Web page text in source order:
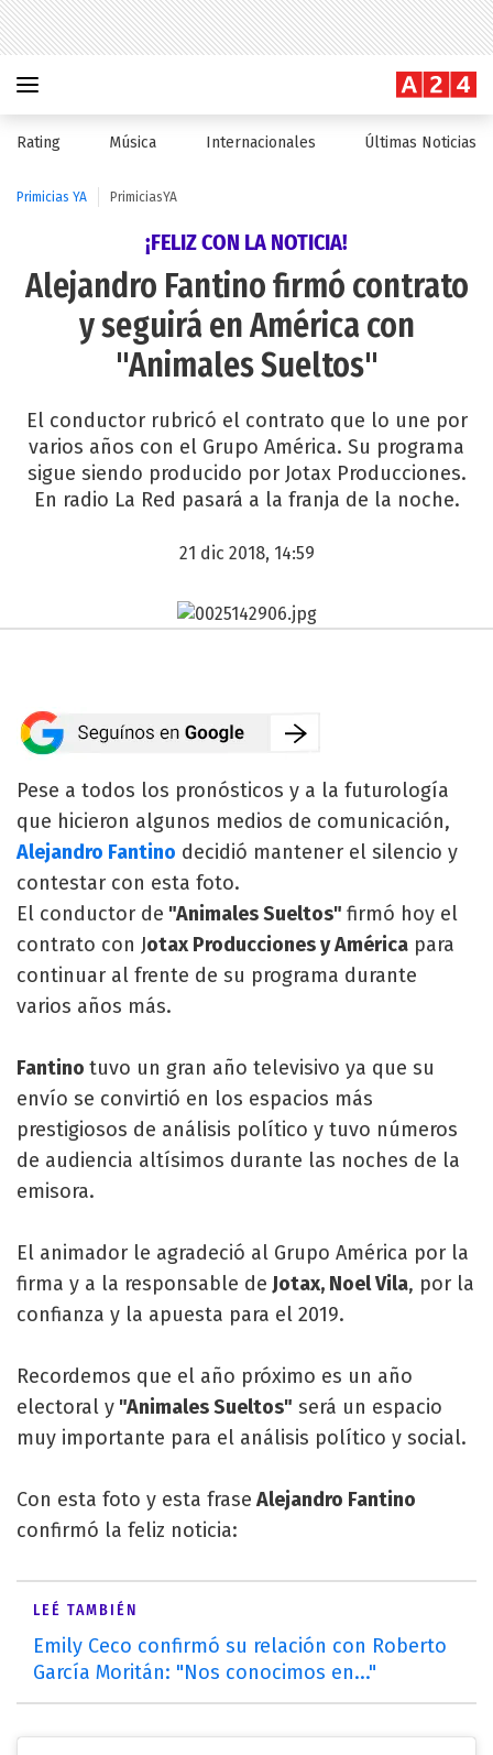
Rating Música Internacionales Últimas Noticias
Primicias YA PrimiciasYA
¡FELIZ CON LA NOTICIA!
Alejandro Fantino firmó contrato
y seguirá en América con
"Animales Sueltos"
El conductor rubricó el contrato que lo une por
varios años con el Grupo América. Su programa
sigue siendo producido por Jotax Producciones.
En radio La Red pasará a la franja de la noche.
21 dic 2018, 14:59
Pese a todos los pronósticos y a la futurología
que hicieron algunos medios de comunicación,
Alejandro Fantino decidió mantener el silencio y
contestar con esta foto.
El conductor de "Animales Sueltos" firmó hoy el
contrato con Jotax Producciones y América para
continuar al frente de su programa durante
varios años más.
Fantino tuvo un gran año televisivo ya que su
envío se convirtió en los espacios más
prestigiosos de análisis político y tuvo números
de audiencia altísimos durante las noches de la
emisora.
El animador le agradeció al Grupo América por la
firma y a la responsable de Jotax, Noel Vila, por la
confianza y la apuesta para el 2019.
Recordemos que el año próximo es un año
electoral y "Animales Sueltos" será un espacio
muy importante para el análisis político y social.
Con esta foto y esta frase Alejandro Fantino
confirmó la feliz noticia:
LEÉ TAMBIÉN
Emily Ceco confirmó su relación con Roberto
García Moritán: "Nos conocimos en..."